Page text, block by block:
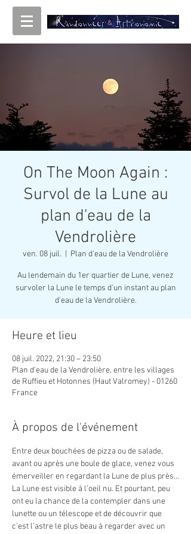
On The Moon Again :
Survol de la Lune au
plan d'eau de la
Vendrolière
ven. 08 juil. Plan d'eau de la Vendrolière
Au lendemain du 1er quartier de Lune, venez
survoler la Lune le temps d'un instant au plan
d'eau de la Vendrolière.
Heure et lieu
08 juil. 2022, 21:30 – 23:50
Plan d'eau de la Vendrolière, entre les villages
de Ruffieu et Hotonnes (Haut Valromey) - 01260
France
À propos de l'événement
Entre deux bouchées de pizza ou de salade,
avant ou après une boule de glace, venez vous
émerveiller en regardant la Lune de plus près...
La Lune est visible à l’oeil nu. Et pourtant, peu
ont eu la chance de la contempler dans une
lunette ou un télescope et de découvrir que
c’est l’astre le plus beau à regarder avec un